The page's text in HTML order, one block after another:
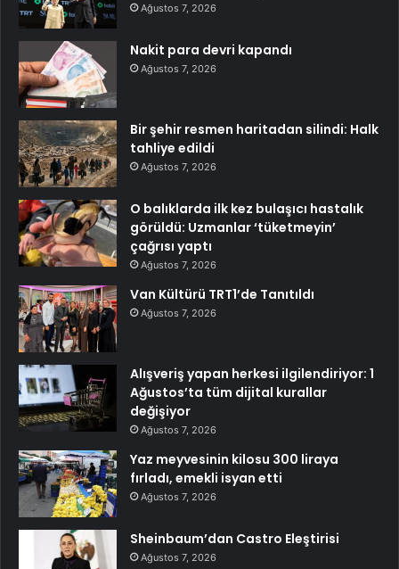
Ağustos 7, 2026
Nakit para devri kapandı
Ağustos 7, 2026
Bir şehir resmen haritadan silindi: Halk
tahliye edildi
Ağustos 7, 2026
O balıklarda ilk kez bulaşıcı hastalık
görüldü: Uzmanlar ‘tüketmeyin’
çağrısı yaptı
Ağustos 7, 2026
Van Kültürü TRT1’de Tanıtıldı
Ağustos 7, 2026
Alışveriş yapan herkesi ilgilendiriyor: 1
Ağustos’ta tüm dijital kurallar
değişiyor
Ağustos 7, 2026
Yaz meyvesinin kilosu 300 liraya
fırladı, emekli isyan etti
Ağustos 7, 2026
Sheinbaum’dan Castro Eleştirisi
Ağustos 7, 2026